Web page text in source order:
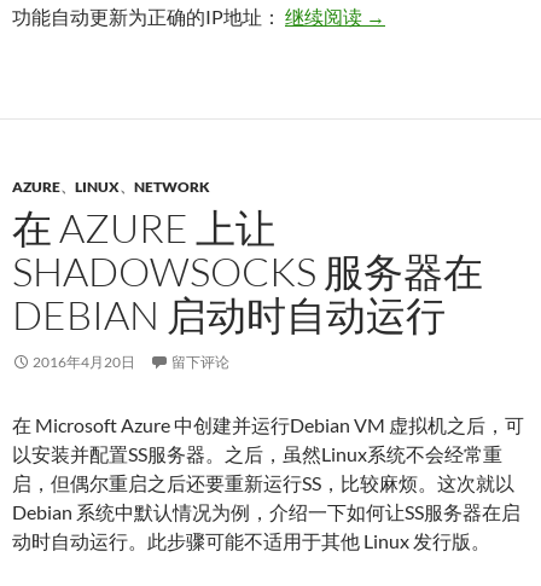
功能自动更新为正确的IP地址： 继续阅读为路由器手动配置远
→
AZURE、 LINUX、 NETWORK
在 AZURE 上让
SHADOWSOCKS 服务器在
DEBIAN 启动时自动运行
2016年4月20日 留下评论
在 Microsoft Azure 中创建并运行Debian VM 虚拟机之后，可
以安装并配置SS服务器。之后，虽然Linux系统不会经常重
启，但偶尔重启之后还要重新运行SS，比较麻烦。这次就以
Debian 系统中默认情况为例，介绍一下如何让SS服务器在启
动时自动运行。此步骤可能不适用于其他 Linux 发行版。